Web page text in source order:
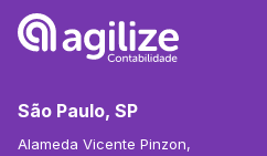
São Paulo, SP
Alameda Vicente Pinzon,